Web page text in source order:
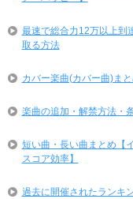
最速で総合力12万以上到
取る方法
カバー楽曲(カバー曲)ま
楽曲の追加・解禁方法・
短い曲・長い曲まとめ【
スコア効率】
過去に開催されたランキ